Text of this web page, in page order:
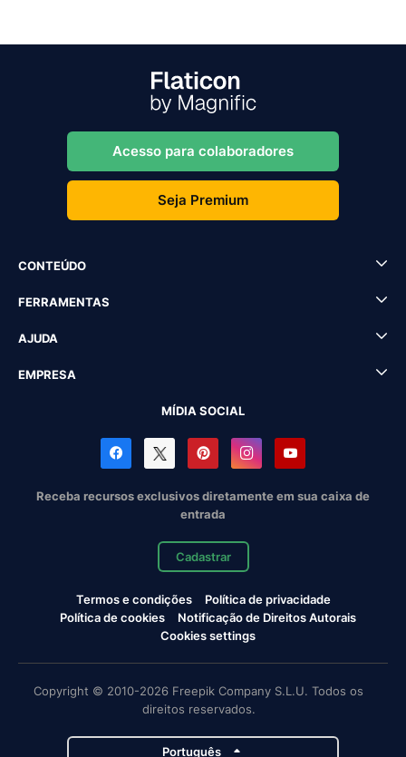
Acesso para colaboradores
Seja Premium
CONTEÚDO
FERRAMENTAS
AJUDA
EMPRESA
MÍDIA SOCIAL
Receba recursos exclusivos diretamente em sua caixa de
entrada
Cadastrar
Termos e condições
Política de privacidade
Política de cookies
Notificação de Direitos Autorais
Cookies settings
Copyright © 2010-2026 Freepik Company S.L.U. Todos os
direitos reservados.
Português